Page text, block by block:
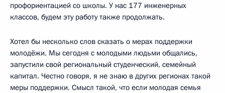
профориентацией со школы. У нас 177 инженерных
классов, будем эту работу также продолжать.
Хотел бы несколько слов сказать о мерах поддержки
молодёжи. Мы сегодня с молодыми людьми общались,
запустили свой региональный студенческий, семейный
капитал. Честно говоря, я не знаю в других регионах такой
меры поддержки. Смысл такой, что если молодая семья